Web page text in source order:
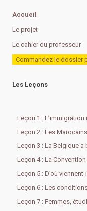
Accueil
Le projet
Le cahier du professeur
Commandez le dossier
Les Leçons
Leçon 1 :
Leçon 2 : Les
Leçon 3 : La Belgique a
Leçon 4 : La
Leçon 5 : D’où viennent-
Leçon 6 : Les
Leçon 7 : Femmes,